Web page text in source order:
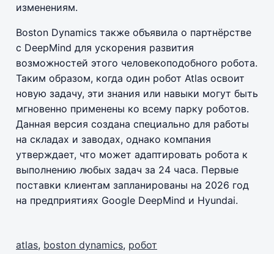
изменениям.
Boston Dynamics также объявила о партнёрстве
с DeepMind для ускорения развития
возможностей этого человекоподобного робота.
Таким образом, когда один робот Atlas освоит
новую задачу, эти знания или навыки могут быть
мгновенно применены ко всему парку роботов.
Данная версия создана специально для работы
на складах и заводах, однако компания
утверждает, что может адаптировать робота к
выполнению любых задач за 24 часа. Первые
поставки клиентам запланированы на 2026 год
на предприятиях Google DeepMind и Hyundai.
atlas, boston dynamics, робот